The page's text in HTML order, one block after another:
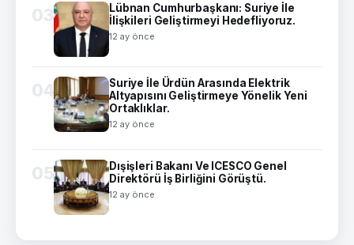
03
Lübnan Cumhurbaşkanı: Suriye İle
İlişkileri Geliştirmeyi Hedefliyoruz.
12 ay önce
04
Suriye İle Ürdün Arasında Elektrik
Altyapısını Geliştirmeye Yönelik Yeni
Ortaklıklar.
12 ay önce
05
Dışişleri Bakanı Ve ICESCO Genel
Direktörü İş Birliğini Görüştü.
12 ay önce